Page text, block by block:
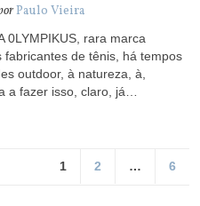
Paulo Vieira
0LYMPIKUS, rara marca
de tênis, há tempos
outdoor, à natureza, à,
a fazer isso, claro, já…
1 2 … 6